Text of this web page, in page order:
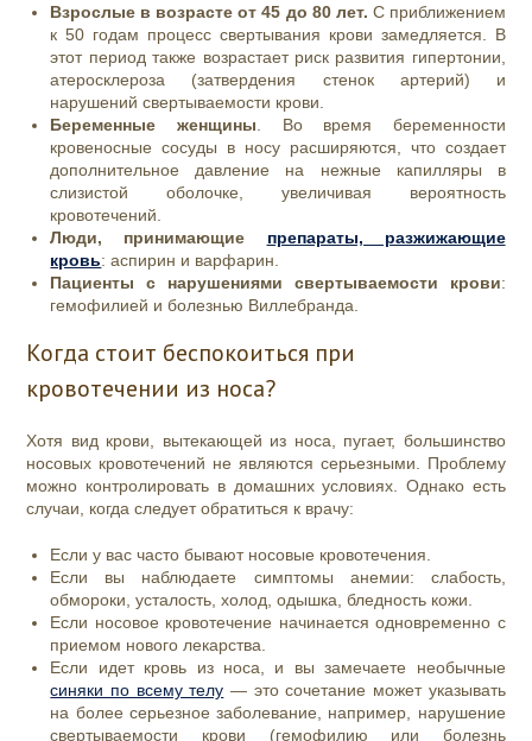
Взрослые в возрасте от 45 до 80 лет. С приближением
к 50 годам процесс свертывания крови замедляется. В
этот период также возрастает риск развития гипертонии,
атеросклероза (затвердения стенок артерий) и
нарушений свертываемости крови.
Беременные женщины . Во время беременности
кровеносные сосуды в носу расширяются, что создает
дополнительное давление на нежные капилляры в
слизистой оболочке, увеличивая вероятность
кровотечений.
Люди, принимающие препараты, разжижающие
кровь: аспирин и варфарин.
Пациенты с нарушениями свертываемости крови:
гемофилией и болезнью Виллебранда.
Когда стоит беспокоиться при
кровотечении из носа?
Хотя вид крови, вытекающей из носа, пугает, большинство
носовых кровотечений не являются серьезными. Проблему
можно контролировать в домашних условиях. Однако есть
случаи, когда следует обратиться к врачу:
Если у вас часто бывают носовые кровотечения.
Если вы наблюдаете симптомы анемии: слабость,
обмороки, усталость, холод, одышка, бледность кожи.
Если носовое кровотечение начинается одновременно с
приемом нового лекарства.
Если идет кровь из носа, и вы замечаете необычные
синяки по всему телу — это сочетание может указывать
на более серьезное заболевание, например, нарушение
свертываемости крови (гемофилию или болезнь